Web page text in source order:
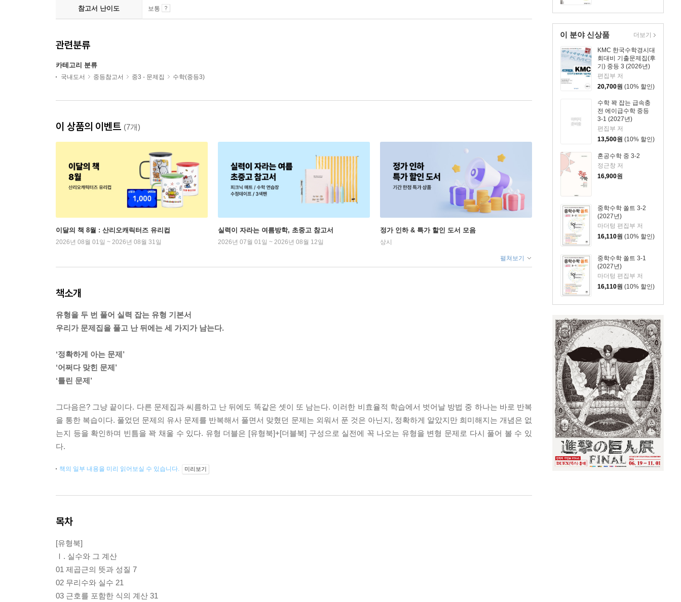
이 분야 신상품
KMC 한국수학경시대
회대비 기출문제집(후
기) 중등 3 (2026년)
편집부 저
20,700원 (10% 할인)
수학 꽉 잡는 급속충
전 에이급수학 중등
3-1 (2027년)
편집부 저
13,500원 (10% 할인)
혼공수학 중 3-2
정근창 저
16,900원
중학수학 쏠트 3-2
(2027년)
마더텅 편집부 저
16,110원 (10% 할인)
중학수학 쏠트 3-1
(2027년)
마더텅 편집부 저
16,110원 (10% 할인)
더보기
참고서 난이도 보통
관련분류
카테고리 분류
국내도서 중등참고서 중3 - 문제집 수학(중등3)
이 상품의 이벤트 (7개)
이달의 책 8월 : 산리오캐릭터즈 유리컵
2026년 08월 01일 ~ 2026년 08월 31일
실력이 자라는 여름방학, 초중고 참고서
2026년 07월 01일 ~ 2026년 08월 12일
정가 인하 & 특가 할인 도서 모음
상시
펼쳐보기
책소개
유형을 두 번 풀어 실력 잡는 유형 기본서
우리가 문제집을 풀고 난 뒤에는 세 가지가 남는다.
‘정확하게 아는 문제’
‘어쩌다 맞힌 문제’
‘틀린 문제’
그다음은? 그냥 끝이다. 다른 문제집과 씨름하고 난 뒤에도 똑같은 셋이 또 남는다. 이러한 비효율적 학습에서 벗어날 방법 중 하나는 바로 반복
을 통한 복습이다. 풀었던 문제의 유사 문제를 반복해서 풀면서 맞혔던 문제는 외워서 푼 것은 아닌지, 정확하게 알았지만 희미해지는 개념은 없
는지 등을 확인하며 빈틈을 꽉 채울 수 있다. 유형 더블은 [유형북]+[더블북] 구성으로 실전에 꼭 나오는 유형을 변형 문제로 다시 풀어 볼 수 있
다.
책의 일부 내용을 미리 읽어보실 수 있습니다. 미리보기
목차
[유형북]
Ⅰ. 실수와 그 계산
01 제곱근의 뜻과 성질 7
02 무리수와 실수 21
03 근호를 포함한 식의 계산 31